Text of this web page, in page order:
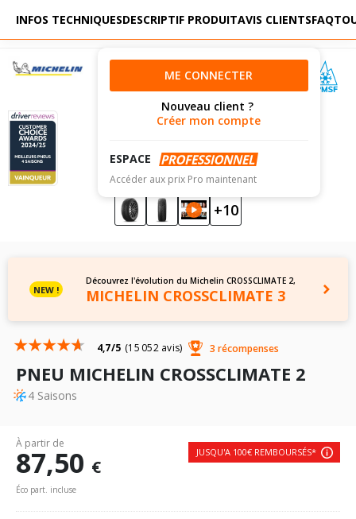
0
ME CONNECTER
Nouveau client ?
Créer mon compte
ESPACE
Accéder aux prix Pro maintenant
+10
NEW !
Découvrez l'évolution du Michelin CROSSCLIMATE 2,
MICHELIN CROSSCLIMATE 3
4,7/5 (15 052 avis) 3 récompenses
PNEU MICHELIN CROSSCLIMATE 2
4 Saisons
À partir de
87,50 €
JUSQU'A 100€ REMBOURSÉS*
Éco part. incluse
INFOS TECHNIQUESDESCRIPTIF PRODUITAVIS CLIENTSFAQ